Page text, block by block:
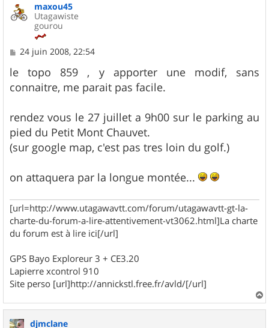
maxou45
Utagawiste
gourou
M
s
s
a
24 juin 2008, 22:54
le topo 859 , y apporter une modif, sans
connaitre, me parait pas facile.
rendez vous le 27 juillet a 9h00 sur le parking au
pied du Petit Mont Chauvet.
(sur google map, c'est pas tres loin du golf.)
on attaquera par la longue montée...
[url=http://www.utagawavtt.com/forum/utagawavtt-gt-la-
charte-du-forum-a-lire-attentivement-vt3062.html]La charte
du forum est à lire ici[/url]
GPS Bayo Exploreur 3 + CE3.20
Lapierre xcontrol 910
Site perso [url]http://annickstl.free.fr/avld/[/url]
a
djmclane